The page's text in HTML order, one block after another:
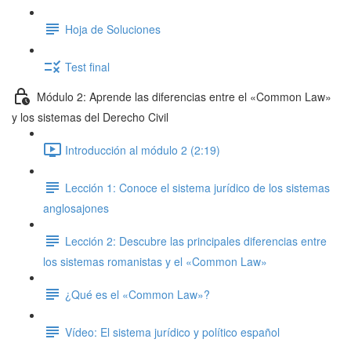
Hoja de Soluciones
Test final
Módulo 2: Aprende las diferencias entre el «Common Law»
y los sistemas del Derecho Civil
Introducción al módulo 2 (2:19)
Lección 1: Conoce el sistema jurídico de los sistemas
anglosajones
Lección 2: Descubre las principales diferencias entre
los sistemas romanistas y el «Common Law»
¿Qué es el «Common Law»?
Vídeo: El sistema jurídico y político español